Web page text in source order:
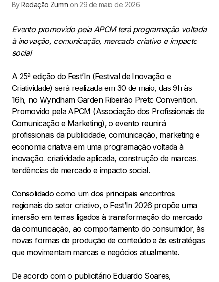
ByRedação Zumm on 29 de maio de 2026
Evento promovido pela APCM terá programação voltada
à inovação, comunicação, mercado criativo e impacto
social
A 25ª edição do Fest’In (Festival de Inovação e
Criatividade) será realizada em 30 de maio, das 9h às
16h, no Wyndham Garden Ribeirão Preto Convention.
Promovido pela APCM (Associação dos Profissionais de
Comunicação e Marketing), o evento reunirá
profissionais da publicidade, comunicação, marketing e
economia criativa em uma programação voltada à
inovação, criatividade aplicada, construção de marcas,
tendências de mercado e impacto social.
Consolidado como um dos principais encontros
regionais do setor criativo, o Fest’In 2026 propõe uma
imersão em temas ligados à transformação do mercado
da comunicação, ao comportamento do consumidor, às
novas formas de produção de conteúdo e às estratégias
que movimentam marcas e negócios atualmente.
De acordo com o publicitário Eduardo Soares,